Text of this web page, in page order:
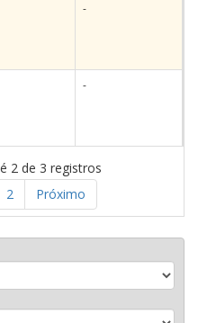
-
-
2 de 3 registros
2 Próximo